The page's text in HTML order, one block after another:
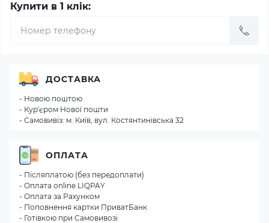
Купити в 1 клік:
ДОСТАВКА
- Новою поштою
- Кур'єром Нової пошти
- Самовивіз: м. Київ, вул. Костянтинівська 32
ОПЛАТА
- Післяплатою (без передоплати)
- Оплата online LIQPAY
- Оплата за Рахунком
- Поповнення картки ПриватБанк
- Готівкою при Самовивозі